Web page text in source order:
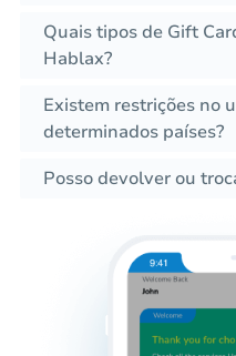
Quais tipos de Gift
Hablax?
Existem restrições no
determinados países?
Posso devolver ou